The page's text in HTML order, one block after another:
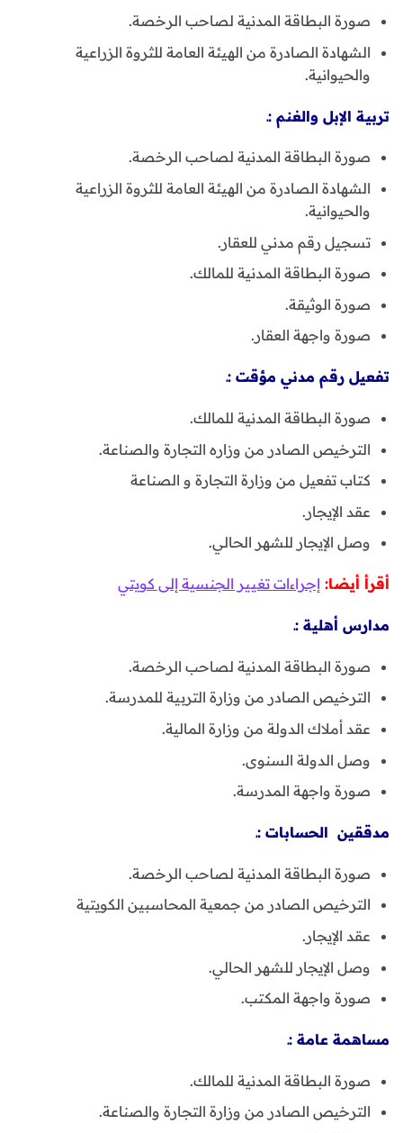
صورة البطاقة المدنية لصاحب الرخصة.
الشهادة الصادرة من الهيئة العامة للثروة الزراعية
والحيوانية.
تربية الإبل والغنم :ـ
صورة البطاقة المدنية لصاحب الرخصة.
الشهادة الصادرة من الهيئة العامة للثروة الزراعية
والحيوانية.
تسجيل رقم مدني للعقار.
صورة البطاقة المدنية للمالك.
صورة الوثيقة.
صورة واجهة العقار.
تفعيل رقم مدني مؤقت :ـ
صورة البطاقة المدنية للمالك.
الترخيص الصادر من وزاره التجارة والصناعة.
كتاب تفعيل من وزارة التجارة و الصناعة
عقد الإيجار.
وصل الإيجار للشهر الحالي.
أقرأ أيضا: إجراءات تغيير الجنسية إلى كويتي
مدارس أهلية :ـ
صورة البطاقة المدنية لصاحب الرخصة.
الترخيص الصادر من وزارة التربية للمدرسة.
عقد أملاك الدولة من وزارة المالية.
وصل الدولة السنوى.
صورة واجهة المدرسة.
مدققين الحسابات :ـ
صورة البطاقة المدنية لصاحب الرخصة.
الترخيص الصادر من جمعية المحاسبين الكويتية
عقد الإيجار.
وصل الإيجار للشهر الحالي.
صورة واجهة المكتب.
مساهمة عامة :ـ
صورة البطاقة المدنية للمالك.
الترخيص الصادر من وزارة التجارة والصناعة.